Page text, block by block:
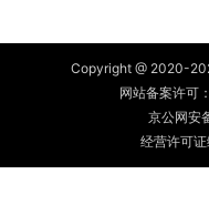
Copyright @ 2020-
网站备案许可：
京公网安
经营许可